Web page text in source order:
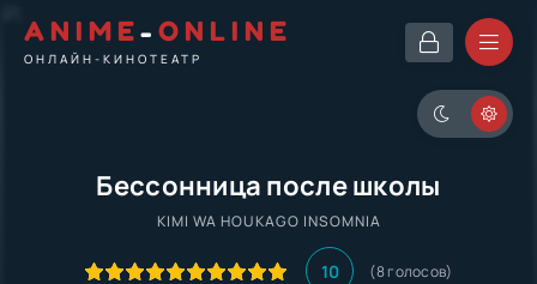
ANIME- ONLINE
ОНЛАЙН-КИНОТЕАТР
Бессонница после школы
KIMI WA HOUKAGO INSOMNIA
10 (8голосов)